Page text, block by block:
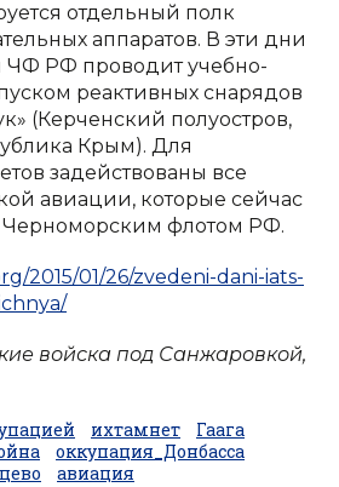
отдельный полк
аппаратов. В эти дни
ЧФ РФ проводит учебно-
реактивных снарядов
(Керченский полуостров,
Крым). Для
задействованы все
авиации, которые сейчас
Черноморским флотом РФ.
2015/01/26/zvedeni-dani-iats-
войска под Санжаровкой,
ихтамнет
Гаага
оккупация_Донбасса
авиация